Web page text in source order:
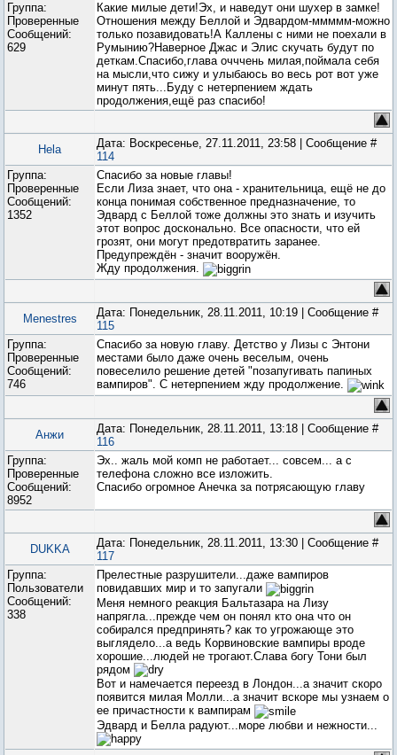
Группа:
Проверенные
Сообщений:
629
Какие милые дети!Эх, и наведут они шухер в замке!
Отношения между Беллой и Эдвардом-ммммм-можно
только позавидовать!А Каллены с ними не поехали в
Румынию?Наверное Джас и Элис скучать будут по
деткам.Спасибо,глава очччень милая,поймала себя
на мысли,что сижу и улыбаюсь во весь рот вот уже
минут пять...Буду с нетерпением ждать
продолжения,ещё раз спасибо!
Hela
Дата: Воскресенье, 27.11.2011, 23:58 | Сообщение #
114
Группа:
Проверенные
Сообщений:
1352
Спасибо за новые главы!
Если Лиза знает, что она - хранительница, ещё не до
конца понимая собственное предназначение, то
Эдвард с Беллой тоже должны это знать и изучить
этот вопрос досконально. Все опасности, что ей
грозят, они могут предотвратить заранее.
Предупреждён - значит вооружён.
Жду продолжения.
Menestres
Дата: Понедельник, 28.11.2011, 10:19 | Сообщение #
115
Группа:
Проверенные
Сообщений:
746
Спасибо за новую главу. Детство у Лизы с Энтони
местами было даже очень веселым, очень
повеселило решение детей "позапугивать папиных
вампиров". С нетерпением жду продолжение.
Анжи
Дата: Понедельник, 28.11.2011, 13:18 | Сообщение #
116
Группа:
Проверенные
Сообщений:
8952
Эх.. жаль мой комп не работает... совсем... а с
телефона сложно все изложить.
Спасибо огромное Анечка за потрясающую главу
DUKKA
Дата: Понедельник, 28.11.2011, 13:30 | Сообщение #
117
Группа:
Пользователи
Сообщений:
338
Прелестные разрушители...даже вампиров
повидавших мир и то запугали
Меня немного реакция Бальтазара на Лизу
напрягла...прежде чем он понял кто она что он
собирался предпринять? как то угрожающе это
выглядело...а ведь Корвиновские вампиры вроде
хорошие...людей не трогают.Слава богу Тони был
рядом
Вот и намечается переезд в Лондон...а значит скоро
появится милая Молли...а значит вскоре мы узнаем о
ее причастности к вампирам
Эдвард и Белла радуют...море любви и нежности...